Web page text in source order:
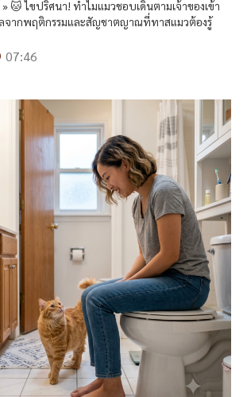
»🐱 ไขปริศนา! ทำไมแมวชอบเดินตามเจ้าของเข้า
ลจากพฤติกรรมและสัญชาตญาณที่ทาสแมวต้องรู้
07:46